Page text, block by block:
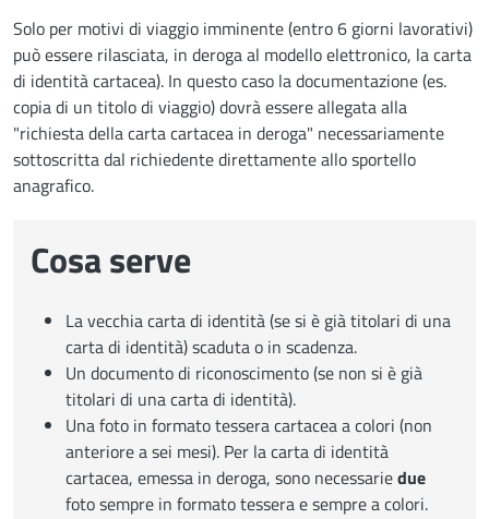
Solo per motivi di viaggio imminente (entro 6 giorni lavorativi)
può essere rilasciata, in deroga al modello elettronico, la carta
di identità cartacea). In questo caso la documentazione (es.
copia di un titolo di viaggio) dovrà essere allegata alla
"richiesta della carta cartacea in deroga" necessariamente
sottoscritta dal richiedente direttamente allo sportello
anagrafico.
Cosa serve
La vecchia carta di identità (se si è già titolari di una
carta di identità) scaduta o in scadenza.
Un documento di riconoscimento (se non si è già
titolari di una carta di identità).
Una foto in formato tessera cartacea a colori (non
anteriore a sei mesi). Per la carta di identità
cartacea, emessa in deroga, sono necessariedue
foto sempre in formato tessera e sempre a colori.